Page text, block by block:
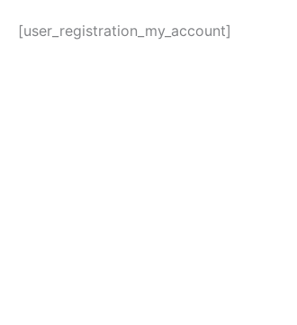
[user_registration_my_account]